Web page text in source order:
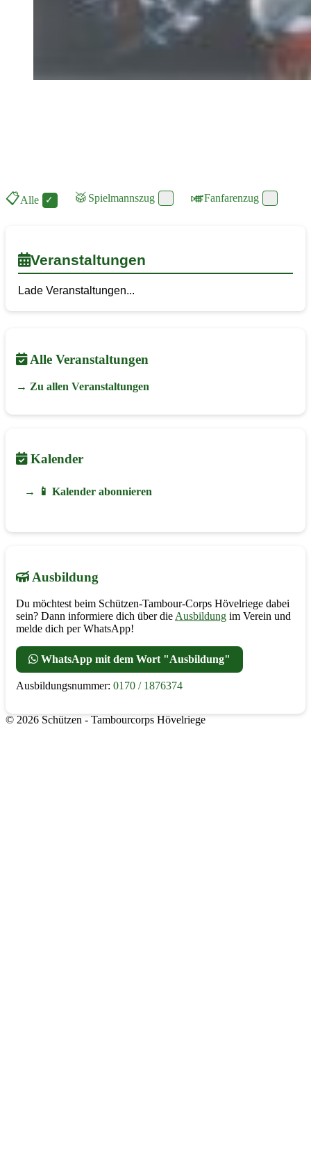
📋Alle 🥁 Spielmannszug 🎺Fanfarenzug
Veranstaltungen
Lade Veranstaltungen...
Alle Veranstaltungen
→ Zu allen Veranstaltungen
Kalender
→ 📱 Kalender abonnieren
Ausbildung
Du möchtest beim Schützen-Tambour-Corps Hövelriege dabei
sein? Dann informiere dich über die Ausbildung im Verein und
melde dich per WhatsApp!
WhatsApp mit dem Wort "Ausbildung"
Ausbildungsnummer: 0170 / 1876374
© 2026 Schützen - Tambourcorps Hövelriege